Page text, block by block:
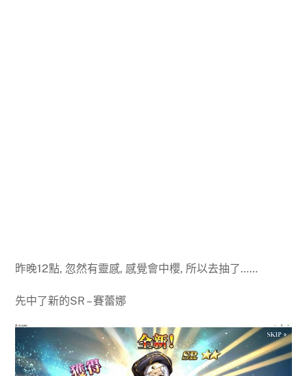
昨晚12點, 忽然有靈感, 感覺會中櫻, 所以去抽了……
先中了新的SR – 賽蕾娜